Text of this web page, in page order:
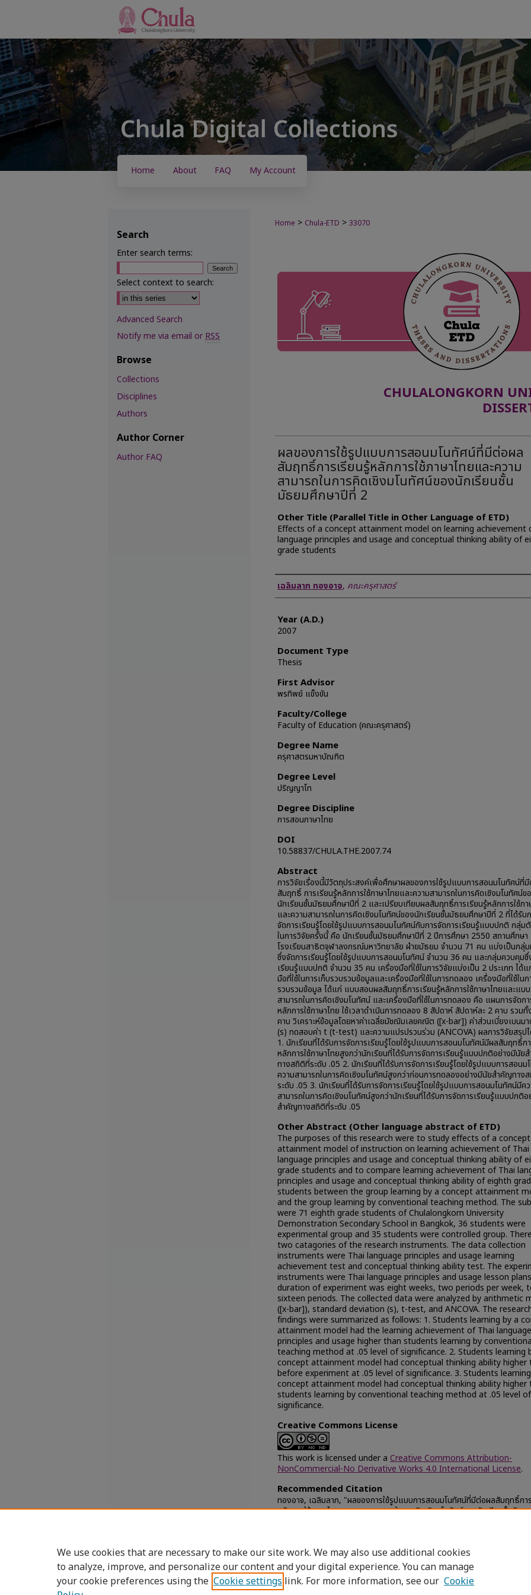
Home About FAQ My Account
Home > Chula-ETD > 33070
CHULALONGKORN
ผลของการใช้รูปแบบการสอนมโนทัศน์ที่มีต่อผล
สัมฤทธิ์การเรียนรู้หลักการใช้ภาษาไทยและความ
สามารถในการคิดเชิงมโนทัศน์ของนักเรียนชั้น
มัธยมศึกษาปีที่ 2
Other Title (Parallel Title in Other Language of ETD)
Effects of a concept attainment model on learning achievement
language principles and usage and conceptual thinking ability of
grade students
Author
เฉลิมลาภ ทองอาจ, คณะครุศาสตร์
Year (A.D.)
2007
Document Type
Thesis
First Advisor
พรทิพย์ แข็งขัน
Faculty/College
Faculty of Education (คณะครุศาสตร์)
Degree Name
ครุศาสตรมหาบัณฑิต
Degree Level
ปริญญาโท
Degree Discipline
การสอนภาษาไทย
DOI
10.58837/CHULA.THE.2007.74
Abstract
การวิจัยเรื่องนี้มีวัตถุประสงค์เพื่อศึกษาผลของการใช้รูปแบบการสอนมโนทัศน์ที่
สัมฤทธิ์ การเรียนรู้หลักการใช้ภาษาไทยและความสามารถในการคิดเชิงมโนทัศน์ข
นักเรียนชั้นมัธยมศึกษาปีที่ 2 และเปรียบเทียบผลสัมฤทธิ์การเรียนรู้หลักการใช้ภา
และความสามารถในการคิดเชิงมโนทัศน์ของนักเรียนชั้นมัธยมศึกษาปีที่ 2 ที่ได้รับ
จัดการเรียนรู้โดยใช้รูปแบบการสอนมโนทัศน์กับการจัดการเรียนรู้แบบปกติ กลุ่ม
ในการวิจัยครั้งนี้ คือ นักเรียนชั้นมัธยมศึกษาปีที่ 2 ปีการศึกษา 2550 สถานศึกษา
โรงเรียนสาธิตจุฬาลงกรณ์มหาวิทยาลัย ฝ่ายมัธยม จำนวน 71 คน แบ่งเป็นกลุ่
ซึ่งจัดการเรียนรู้โดยใช้รูปแบบการสอนมโนทัศน์ จำนวน 36 คน และกลุ่มควบคุมซึ่
เรียนรู้แบบปกติ จำนวน 35 คน เครื่องมือที่ใช้ในการวิจัยแบ่งเป็น 2 ประเภท ได้แ
มือที่ใช้ในการเก็บรวบรวมข้อมูลและเครื่องมือที่ใช้ในการทดลอง เครื่องมือที่ใช้ในก
รวบรวมข้อมูล ได้แก่ แบบสอบผลสัมฤทธิ์การเรียนรู้หลักการใช้ภาษาไทยและแบ
สามารถในการคิดเชิงมโนทัศน์ และเครื่องมือที่ใช้ในการทดลอง คือ แผนการจัดก
หลักการใช้ภาษาไทย ใช้เวลาดำเนินการทดลอง 8 สัปดาห์ สัปดาห์ละ 2 คาบ รวม
คาบ วิเคราะห์ข้อมูลโดยหาค่าเฉลี่ยมัชฌิมเลขคณิต ([x-bar]) ค่าส่วนเบี่ยงเบนมา
(s) ทดสอบค่า t (t-test) และความแปรปรวนร่วม (ANCOVA) ผลการวิจัยสรุป
1. นักเรียนที่ได้รับการจัดการเรียนรู้โดยใช้รูปแบบการสอนมโนทัศน์มีผลสัมฤทธิ์ก
หลักการใช้ภาษาไทยสูงกว่านักเรียนที่ได้รับการจัดการเรียนรู้แบบปกติอย่างมีนัย
ทางสถิติที่ระดับ .05 2. นักเรียนที่ได้รับการจัดการเรียนรู้โดยใช้รูปแบบการสอนม
ความสามารถในการคิดเชิงมโนทัศน์สูงกว่าก่อนการทดลองอย่างมีนัยสำคัญทาง
ระดับ .05 3. นักเรียนที่ได้รับการจัดการเรียนรู้โดยใช้รูปแบบการสอนมโนทัศน์มีค
สามารถในการคิดเชิงมโนทัศน์สูงกว่านักเรียนที่ได้รับการจัดการเรียนรู้แบบปกติ
สำคัญทางสถิติที่ระดับ .05
Other Abstract (Other language abstract of ETD)
The purposes of this research were to study effects of a concept
attainment model of instruction on learning achievement of Thai
language principles and usage and conceptual thinking ability of
grade students and to compare learning achievement of Thai
principles and usage and conceptual thinking ability of eighth
students between the group learning by a concept attainment
and the group learning by conventional teaching method. The
were 71 eighth grade students of Chulalongkorn University
Demonstration Secondary School in Bangkok, 36 students were
experimental group and 35 students were controlled group.
two catagories of the research instruments. The data collection
instruments were Thai language principles and usage learning
achievement test and conceptual thinking ability test. The
instruments were Thai language principles and usage lesson
duration of experiment was eight weeks, two periods per week,
sixteen periods. The collected data were analyzed by arithmetic
([x-bar]), standard deviation (s), t-test, and ANCOVA. The
findings were summarized as follows: 1. Students learning by a
attainment model had the learning achievement of Thai language
principles and usage higher than students learning by
teaching method at .05 level of significance. 2. Students learning
concept attainment model had conceptual thinking ability higher
before experiment at .05 level of significance. 3. Students
concept attainment model had conceptual thinking ability higher
students learning by conventional teaching method at .05 level of
significance.
Creative Commons License
This work is licensed under a Creative Commons Attribution-
NonCommercial-No Derivative Works 4.0 International License.
Recommended Citation
ทองอาจ, เฉลิมลาภ, "ผลของการใช้รูปแบบการสอนมโนทัศน์ที่มีต่อผลสัมฤทธิ์กา
หลักการใช้ภาษาไทยและความสามารถในการคิดเชิงมโนทัศน์ของนักเรียนชั้นมัธย
Search
Enter search terms:
Select context to search:
Advanced Search
Notify me via email orRSS
Browse
Collections
Disciplines
Authors
Author Corner
Author FAQ
We use cookies that are necessary to make our site work. We may also use additional cookies
to analyze, improve, and personalize our content and your digital experience. You can manage
your cookie preferences using the Cookie settings link. For more information, see our Cookie